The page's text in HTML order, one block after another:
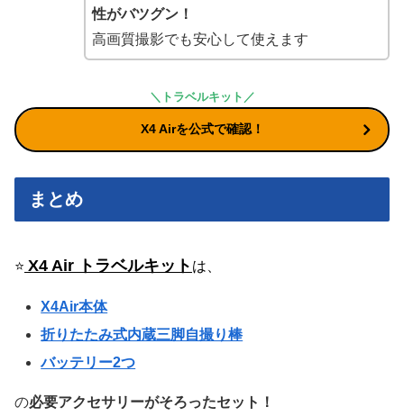
性がバツグン！
高画質撮影でも安心して使えます
＼トラベルキット／
X4 Airを公式で確認！
まとめ
⭐️ X4 Air トラベルキット は、
X4Air本体
折りたたみ式内蔵三脚自撮り棒
バッテリー2つ
の必要アクセサリーがそろったセット！